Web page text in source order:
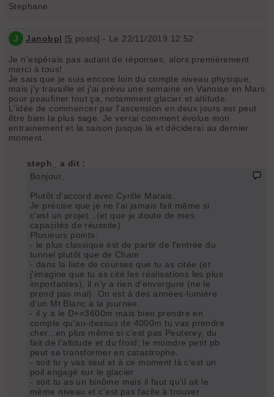
Stephane
J Janobpl [5 posts] - Le 22/11/2019 12:52
Je n'espérais pas autant de réponses, alors premièrement
merci à tous!
Je sais que je suis encore loin du compte niveau physique,
mais j'y travaille et j'ai prévu une semaine en Vanoise en Mars
pour peaufiner tout ça, notamment glacier et altitude.
L'idée de commencer par l'ascension en deux jours est peut
être bien la plus sage. Je verrai comment évolue mon
entrainement et la saison jusque là et déciderai au dernier
moment.
steph_ a dit :
Bonjour,
Plutôt d'accord avec Cyrille Marais.
Je précise que je ne l'ai jamais fait même si
c'est un projet...(et que je doute de mes
capacités de réussite)
Plusieurs points:
- le plus classique est de partir de l'entrée du
tunnel plutôt que de Cham
- dans la liste de courses que tu as citée (et
j'imagine que tu as cité les réalisations les plus
importantes), il n'y a rien d'envergure (ne le
prend pas mal). On est à des années-lumière
d'un Mt Blanc à la journée.
- il y a le D+=3600m mais bien prendre en
compte qu'au-dessus de 4000m tu vas prendre
cher...en plus même si c'est pas Peuterey, du
fait de l'altitude et du froid; le moindre petit pb
peut se transformer en catastrophe.
- soit tu y vas seul et à ce moment là c'est un
poil engagé sur le glacier
- soit tu as un binôme mais il faut qu'il ait le
même niveau et c'est pas facile à trouver